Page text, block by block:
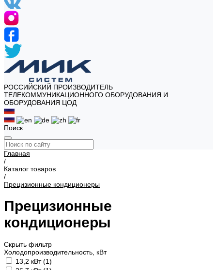
РОССИЙСКИЙ ПРОИЗВОДИТЕЛЬ
ТЕЛЕКОММУНИКАЦИОННОГО ОБОРУДОВАНИЯ И
ОБОРУДОВАНИЯ ЦОД
Поиск
Главная
/
Каталог товаров
/
Прецизионные кондиционеры
Прецизионные
кондиционеры
Скрыть фильтр
Холодопроизводительность, кВт
13,2 кВт (1)